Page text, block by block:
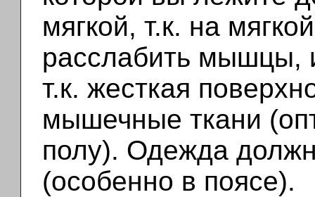
мягкой, т.к. на
расслабить мышцы,
т.к. жесткая
мышечные ткани
полу). Одежда
(особенно в поясе).